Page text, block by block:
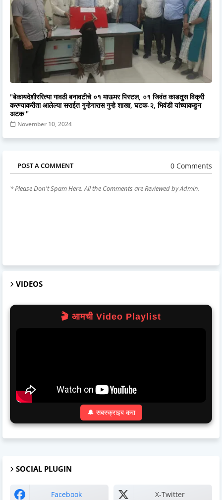
"बेकायदेशीररित्या गावठी बनावटीचे ०१ माऊमर पिस्टल, ०१ जिवंत काडतुस विक्री
करण्याकरीता आलेल्या सराईत गुन्हेगारास गुन्हे शाखा, घटक-२, भिवंडी यांच्याकडुन
अटक "
November 10, 2024
POST A COMMENT 0 Comments
* Please Don't Spam Here. All the Comments are Reviewed by Admin.
VIDEOS
🎬 आमची Video Playlist
🔔 सबस्क्राइब करा
SOCIAL PLUGIN
Facebook X-Twitter